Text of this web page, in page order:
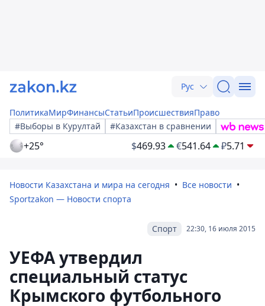
Рус
ПолитикаМирФинансыСтатьиПроисшествияПраво
#Выборы в Курултай
#Казахстан в сравнении
+25° $469.93 €541.64 ₽5.71
Новости Казахстана и мира на сегодня
Все новости
Sportzakon — Новости спорта
22:30, 16 июля 2015
Спорт
УЕФА утвердил
специальный статус
Крымского футбольного